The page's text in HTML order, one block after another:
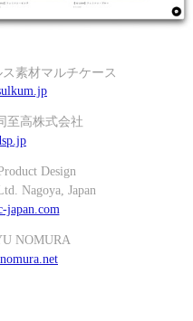
素材マルチケース
至高株式会社
Design
Nagoya, Japan
japan.com
NOMURA